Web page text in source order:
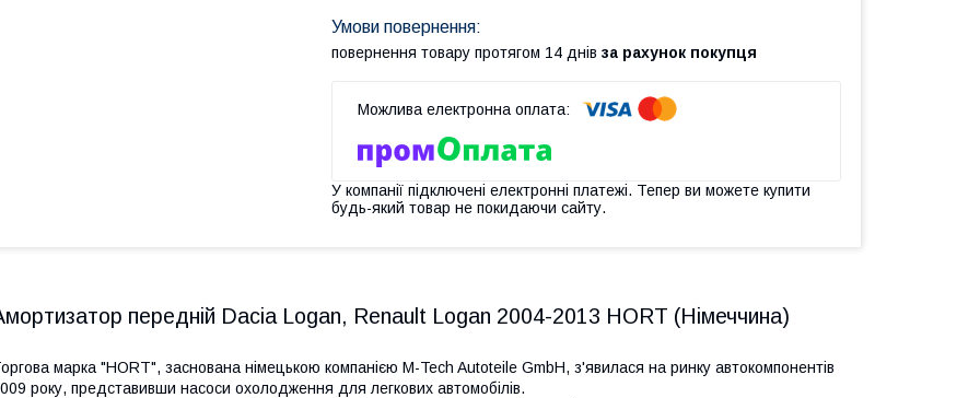
повернення товару протягом 14 днів за рахунок покупця
У компанії підключені електронні платежі. Тепер ви можете купити
будь-який товар не покидаючи сайту.
передній Dacia Logan, Renault Logan 2004-2013 HORT (Німеччина)
марка "HORT", заснована німецькою компанією M-Tech Autoteile GmbH, з'явилася на ринку автокомпонентів
року, представивши насоси охолодження для легкових автомобілів.